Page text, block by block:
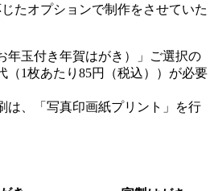
たオプションで制作をさせていた
年玉付き年賀はがき）」ご選択の
（1枚あたり85円（税込））が必要
は、「写真印画紙プリント」を行